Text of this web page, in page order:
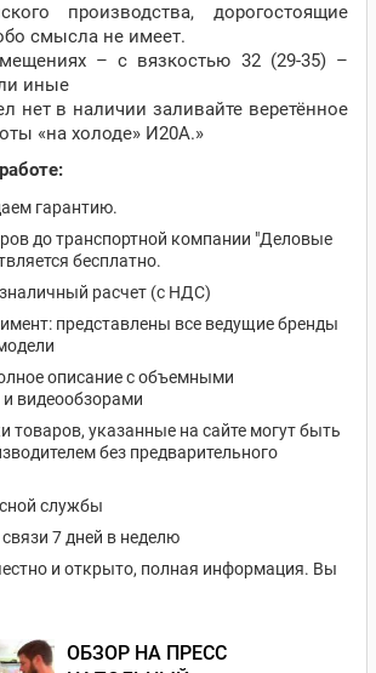
производства, дорогостоящие
смысла не имеет.
– с вязкостью 32 (29-35) –
иные
нет в наличии заливайте веретённое
«на холоде» И20А.»
гарантию.
до транспортной компании "Деловые
бесплатно.
расчет (с НДС)
представлены все ведущие бренды
описание с объемными
видеообзорами
товаров, указанные на сайте могут быть
без предварительного
службы
7 дней в неделю
и открыто, полная информация. Вы
ОБЗОР НА ПРЕСС